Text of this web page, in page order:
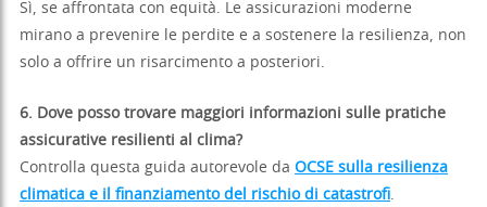
Sì, se affrontata con equità. Le assicurazioni moderne
mirano a prevenire le perdite e a sostenere la resilienza, non
solo a offrire un risarcimento a posteriori.
6. Dove posso trovare maggiori informazioni sulle pratiche
assicurative resilienti al clima?
Controlla questa guida autorevole da OCSE sulla resilienza
climatica e il finanziamento del rischio di catastrofi.